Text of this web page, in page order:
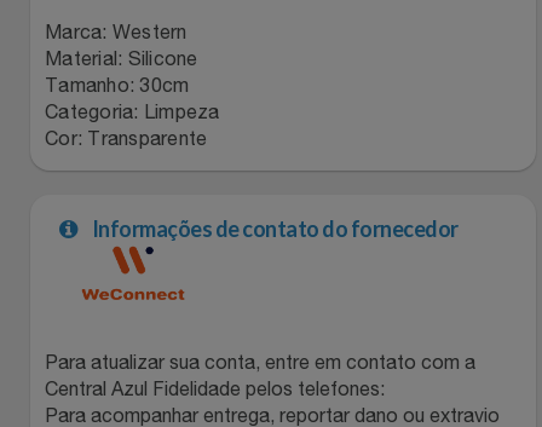
Relógios
Saúde E Bem-Estar
Stanley Pmi
The Bar
Tramontina
Três Corações
Marca: Western
Material: Silicone
Tamanho: 30cm
Categoria: Limpeza
Cor: Transparente
Informações de contato do fornecedor
Para atualizar sua conta, entre em contato com a
Central Azul Fidelidade pelos telefones:
Para acompanhar entrega, reportar dano ou extravio